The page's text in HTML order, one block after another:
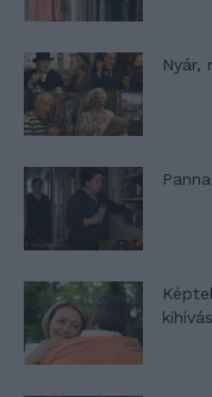
Nyár,